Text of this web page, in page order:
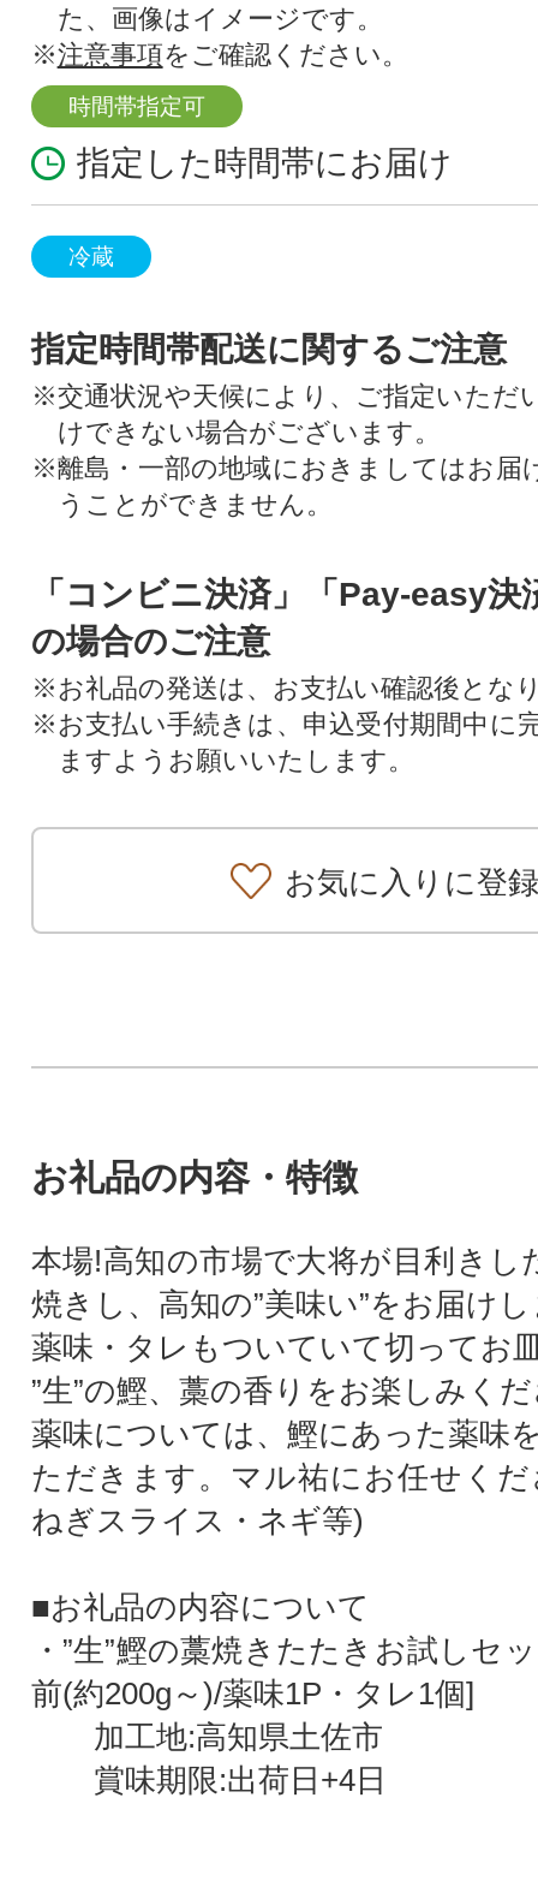
た、画像はイメージです。
※注意事項をご確認ください。
時間帯指定可
指定した時間帯にお届け
冷蔵
指定時間帯配送に関するご注意
※交通状況や天候により、ご指定いただ
けできない場合がございます。
※離島・一部の地域におきましてはお届
うことができません。
「コンビニ決済」「Pay-easy決
の場合のご注意
※お礼品の発送は、お支払い確認後とな
※お支払い手続きは、申込受付期間中に
ますようお願いいたします。
お気に入りに登録
お礼品の内容・特徴
本場!高知の市場で大将が目利きし
焼きし、高知の”美味い”をお届け
薬味・タレもついていて切ってお
”生”の鰹、藁の香りをお楽しみく
薬味については、鰹にあった薬味
ただきます。マル祐にお任せく
ねぎスライス・ネギ等)
■お礼品の内容について
・”生”鰹の藁焼きたたきお試しセ
前(約200g～)/薬味1P・タレ1個]
加工地:高知県土佐市
賞味期限:出荷日+4日